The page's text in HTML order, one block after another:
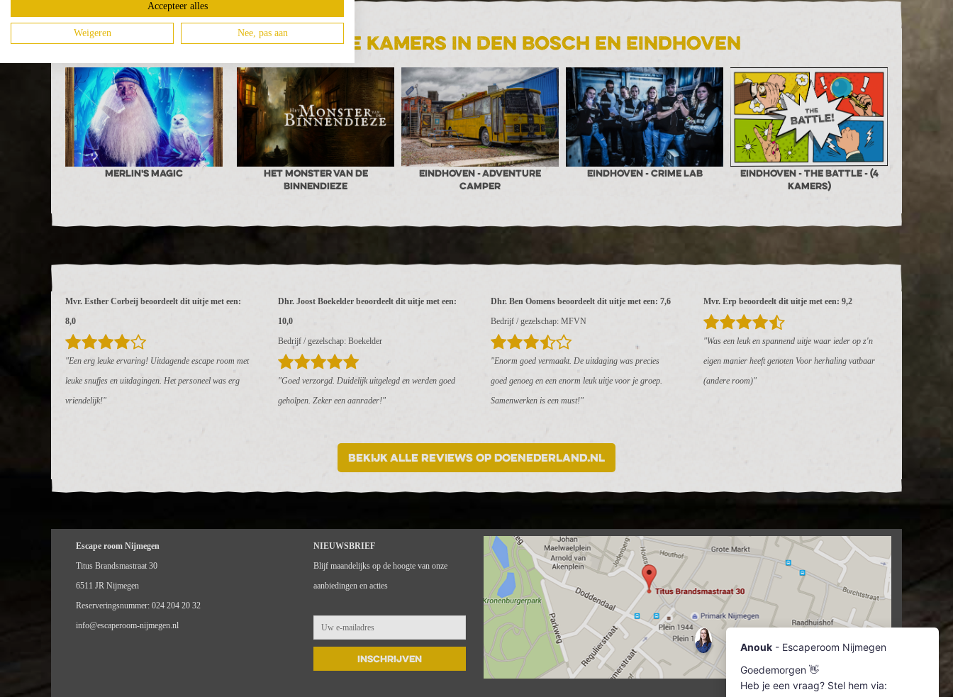
Zie ook onze kamers in Den bosch en Eindhoven
Merlin's Magic
Het monster van de
Binnendieze
Eindhoven - Adventure
Camper
Eindhoven - Crime Lab
Eindhoven - The Battle - (4
kamers)
Mvr. Esther Corbeij beoordeelt dit uitje met een:
8,0
"Een erg leuke ervaring! Uitdagende escape room met
leuke snufjes en uitdagingen. Het personeel was erg
vriendelijk!"
Dhr. Joost Boekelder beoordeelt dit uitje met een:
10,0
Bedrijf / gezelschap: Boekelder
"Goed verzorgd. Duidelijk uitgelegd en werden goed
geholpen. Zeker een aanrader!"
Dhr. Ben Oomens beoordeelt dit uitje met een: 7,6
Bedrijf / gezelschap: MFVN
"Enorm goed vermaakt. De uitdaging was precies
goed genoeg en een enorm leuk uitje voor je groep.
Samenwerken is een must!"
Mvr. Erp beoordeelt dit uitje met een: 9,2
"Was een leuk en spannend uitje waar ieder op z'n
eigen manier heeft genoten Voor herhaling vatbaar
(andere room)"
Bekijk alle reviews op DoeNederland.nl
Escape room Nijmegen
Titus Brandsmastraat 30
6511 JR Nijmegen
Reserveringsnummer: 024 204 20 32
info@escaperoom-nijmegen.nl
NIEUWSBRIEF
Blijf maandelijks op de hoogte van onze
aanbiedingen en acties
Accepteer alles
Weigeren Nee, pas aan